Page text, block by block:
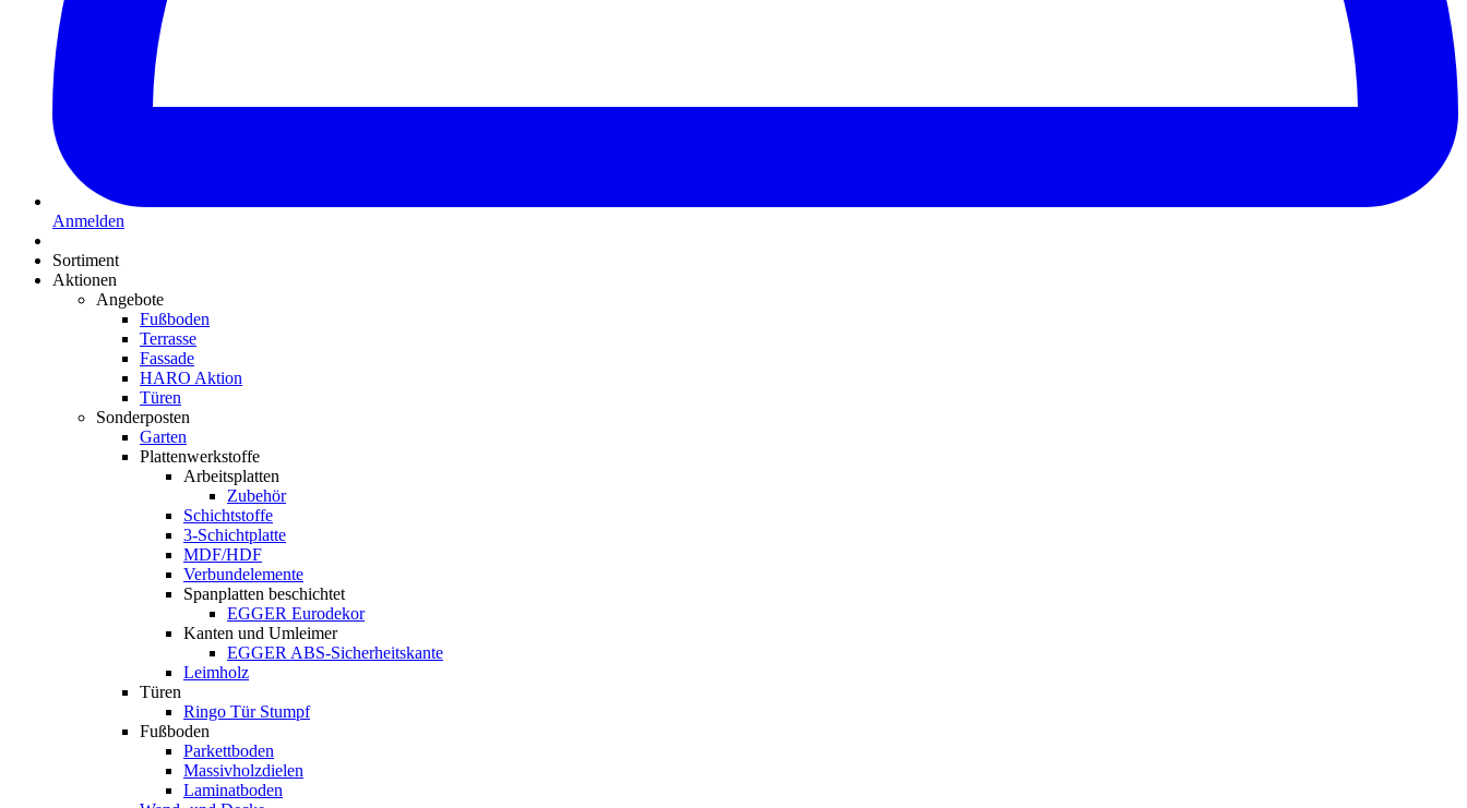
Anmelden
Sortiment
Aktionen
Angebote
Fußboden
Terrasse
Fassade
HARO Aktion
Türen
Sonderposten
Garten
Plattenwerkstoffe
Arbeitsplatten
Zubehör
Schichtstoffe
3-Schichtplatte
MDF/HDF
Verbundelemente
Spanplatten beschichtet
EGGER Eurodekor
Kanten und Umleimer
EGGER ABS-Sicherheitskante
Leimholz
Türen
Ringo Tür Stumpf
Fußboden
Parkettboden
Massivholzdielen
Laminatboden